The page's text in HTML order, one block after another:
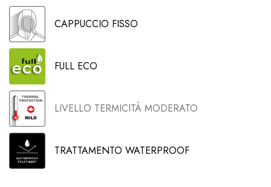
CAPPUCCIO FISSO
FULL ECO
LIVELLO TERMICITÁ MODERATO
TRATTAMENTO WATERPROOF